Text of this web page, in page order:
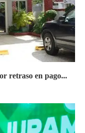
retraso en pago...